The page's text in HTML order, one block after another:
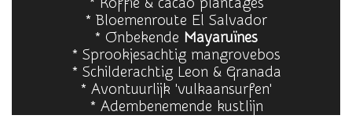
* Bloemenroute El Salvador
* Onbekende Mayaruïnes
* Sprookjesachtig mangrovebos
* Schilderachtig Leon & Granada
* Avontuurlijk 'vulkaansurfen'
* Adembenemende kustlijn